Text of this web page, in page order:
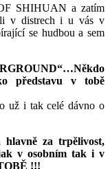
SHIHUAN a zatím
v distrech i u vás v
se hudbou a sem
představu v tobě
už i tak celé dávno o
za trpělivost,
v osobním tak i v
!!!